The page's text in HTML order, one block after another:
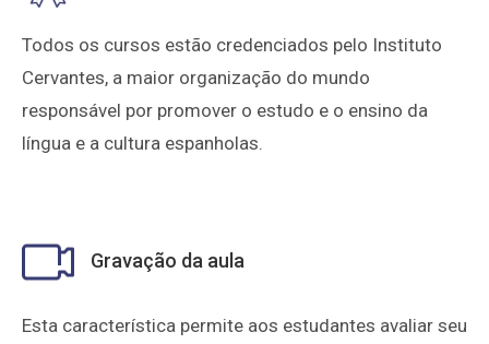
Todos os cursos estão credenciados pelo Instituto
Cervantes, a maior organização do mundo
responsável por promover o estudo e o ensino da
língua e a cultura espanholas.
Gravação da aula
Esta característica permite aos estudantes avaliar seu